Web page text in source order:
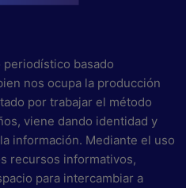
periodístico basado
nos ocupa la producción
por trabajar el método
viene dando identidad y
información. Mediante el uso
recursos informativos,
para intercambiar a